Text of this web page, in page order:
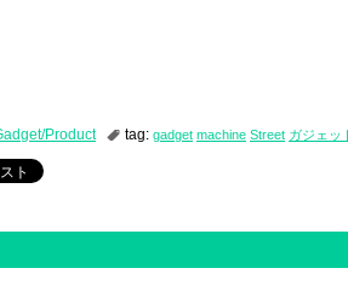
Product tag: gadget machine Street ガジェッ